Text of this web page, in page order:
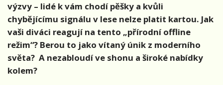
výzvy – lidé k vám chodí pěšky a kvůli
chybějícímu signálu v lese nelze platit kartou. Jak
vaši diváci reagují na tento „přírodní offline
režim“? Berou to jako vítaný únik z moderního
světa? A nezabloudí ve shonu a široké nabídky
kolem?